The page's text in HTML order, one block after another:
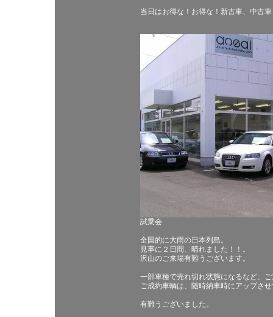
当日はお得な！お得な！新古車、中古
試乗会
全国的に大雨の日本列島。
見事に２日間、晴れました！！。
沢山のご来場有難うございます。
一部車種で売れ切れ状態になるなど、
ご成約車輌は、随時納車時にアップさ
有難うございました。